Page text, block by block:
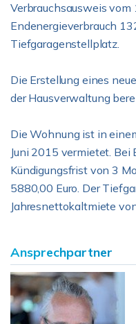
Verbrauchsausweis vom
Endenergieverbrauch
Tiefgaragenstellplatz.
Die Erstellung eines
der Hausverwaltung
Die Wohnung ist in
Juni 2015 vermietet.
Kündigungsfrist von 3
5880,00 Euro. Der
Jahresnettokaltmiete
Ansprechpartner